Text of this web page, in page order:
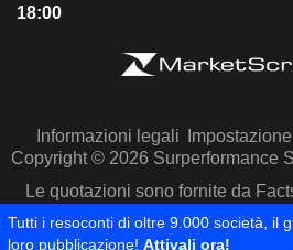
18:00
Informazioni legali
Copyright © 2026 Surperformance
Le quotazioni sono fornite da
Capital IQ
Tutti i resoconti di oltre 9.000 società, il
loro pubblicazione! Attivali ora!